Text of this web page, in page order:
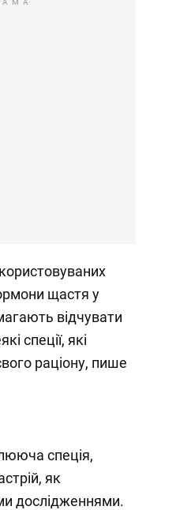
щастя у
відчувати
спеції, які
раціону, пише
спеція,
як
дослідженнями.